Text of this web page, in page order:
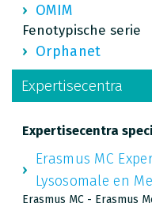
OMIM
Fenotypische serie
Orphanet
Expertisecentra
Expertisecentra
Erasmus MC
Lysosomale en
Erasmus MC - Erasmus